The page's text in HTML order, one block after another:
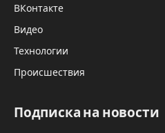
ВКонтакте
Видео
Технологии
Происшествия
Подписка на новости